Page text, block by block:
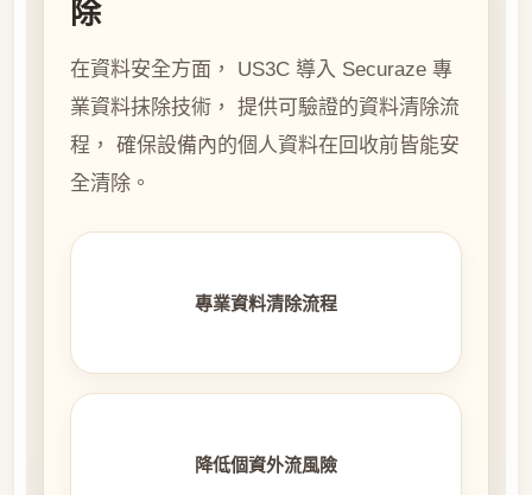
除
在資料安全方面， US3C 導入 Securaze 專
業資料抹除技術， 提供可驗證的資料清除流
程， 確保設備內的個人資料在回收前皆能安
全清除。
專業資料清除流程
降低個資外流風險